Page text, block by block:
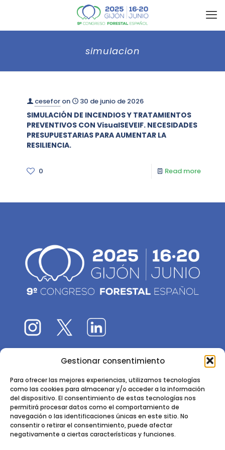
Gestionar consentimiento
Para ofrecer las mejores experiencias, utilizamos tecnologías
como las cookies para almacenar y/o acceder a la información
del dispositivo. El consentimiento de estas tecnologías nos
permitirá procesar datos como el comportamiento de
navegación o las identificaciones únicas en este sitio. No
consentir o retirar el consentimiento, puede afectar
negativamente a ciertas características y funciones.
simulacion
cesefor on 30 de junio de 2026
SIMULACIÓN DE INCENDIOS Y TRATAMIENTOS
PREVENTIVOS CON VisualSEVEIF. NECESIDADES
PRESUPUESTARIAS PARA AUMENTAR LA
RESILIENCIA.
0 Read more
El 9CFE es una actividad promovida por laSociedad
Instituto de Ciencias Forestales, INIA-CSIC
Ctra. de la Coruña km 7,5 - 28040 Madrid